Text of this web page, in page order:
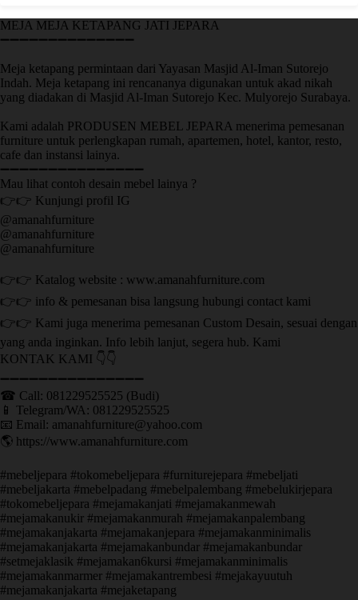
MEJA MEJA KETAPANG JATI JEPARA
➖➖➖➖➖➖➖➖➖➖➖➖➖➖
Meja ketapang permintaan dari Yayasan Masjid Al-Iman Sutorejo
Indah. Meja ketapang ini rencananya digunakan untuk akad nikah
yang diadakan di Masjid Al-Iman Sutorejo Kec. Mulyorejo Surabaya.
Kami adalah PRODUSEN MEBEL JEPARA menerima pemesanan
furniture untuk perlengkapan rumah, apartemen, hotel, kantor, resto,
cafe dan instansi lainya.
➖➖➖➖➖➖➖➖➖➖➖➖➖➖➖
Mau lihat contoh desain mebel lainya ?
👉👉 Kunjungi profil IG
@amanahfurniture
@amanahfurniture
@amanahfurniture
👉👉 Katalog website : www.amanahfurniture.com
👉👉 info & pemesanan bisa langsung hubungi contact kami
👉👉 Kami juga menerima pemesanan Custom Desain, sesuai dengan
yang anda inginkan. Info lebih lanjut, segera hub. Kami
KONTAK KAMI 👇👇
➖➖➖➖➖➖➖➖➖➖➖➖➖➖➖ ㅤ
☎ Call: 081229525525 (Budi)
📱 Telegram/WA: 081229525525
📧 Email: amanahfurniture@yahoo.com
🌎 https://www.amanahfurniture.com
#mebeljepara #tokomebeljepara #furniturejepara #mebeljati
#mebeljakarta #mebelpadang #mebelpalembang #mebelukirjepara
#tokomebeljepara #mejamakanjati #mejamakanmewah
#mejamakanukir #mejamakanmurah #mejamakanpalembang
#mejamakanjakarta #mejamakanjepara #mejamakanminimalis
#mejamakanjakarta #mejamakanbundar #mejamakanbundar
#setmejaklasik #mejamakan6kursi #mejamakanminimalis
#mejamakanmarmer #mejamakantrembesi #mejakayuutuh
#mejamakanjakarta #mejaketapang